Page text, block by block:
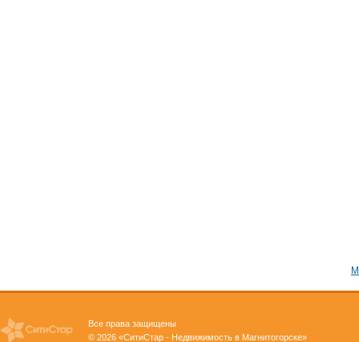
Все права защищены
© 2026 «СитиСтар - Недвижимость в Магнитогорске»